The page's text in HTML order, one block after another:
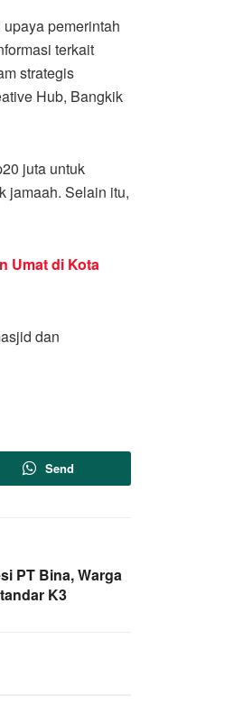
pemerintah
terkait
strategis
Hub, Bangkik
juta untuk
jamaah. Selain itu,
Umat di Kota
dan
Send
PT Bina, Warga
K3